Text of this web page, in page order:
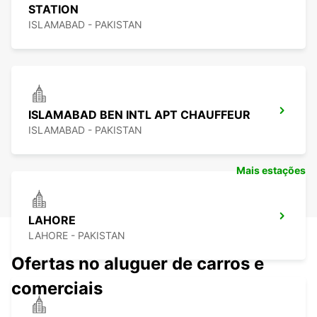
STATION
ISLAMABAD - PAKISTAN
ISLAMABAD BEN INTL APT CHAUFFEUR
ISLAMABAD - PAKISTAN
LAHORE
LAHORE - PAKISTAN
Mais estações
Ofertas no aluguer de carros e
comerciais